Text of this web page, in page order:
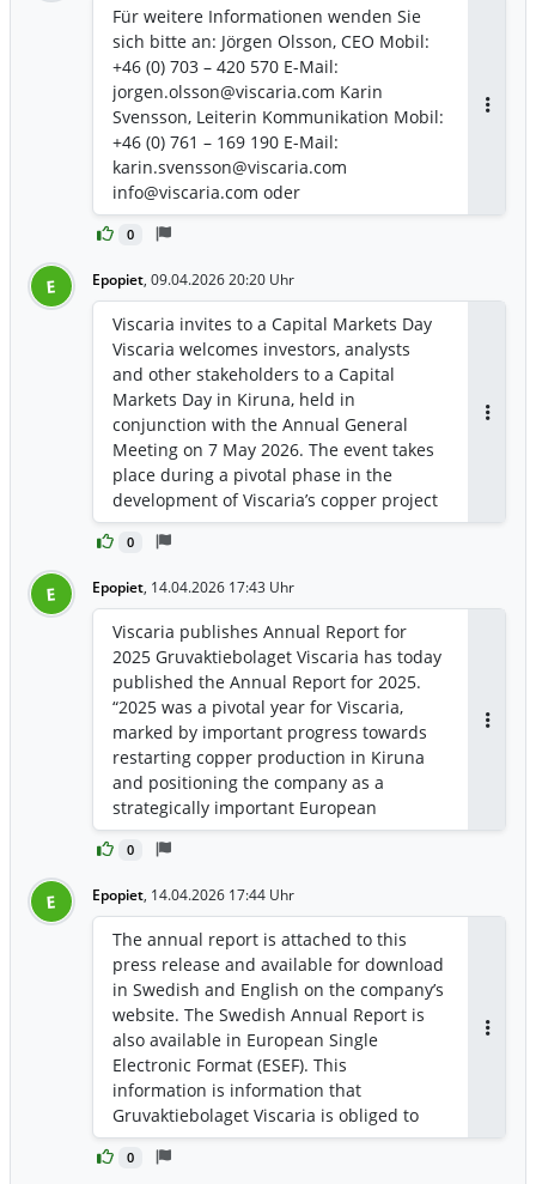
0
Für weitere Informationen wenden Sie
sich bitte an: Jörgen Olsson, CEO Mobil:
+46 (0) 703 – 420 570 E-Mail:
jorgen.olsson@viscaria.com Karin
Svensson, Leiterin Kommunikation Mobil:
+46 (0) 761 – 169 190 E-Mail:
karin.svensson@viscaria.com
info@viscaria.com oder
www.viscaria.com
E Epopiet, 09.04.2026 20:20 Uhr
0
Viscaria invites to a Capital Markets Day
Viscaria welcomes investors, analysts
and other stakeholders to a Capital
Markets Day in Kiruna, held in
conjunction with the Annual General
Meeting on 7 May 2026. The event takes
place during a pivotal phase in the
development of Viscaria’s copper project
– one of Europe’s most significant mining
projects.
E Epopiet, 14.04.2026 17:43 Uhr
0
Viscaria publishes Annual Report for
2025 Gruvaktiebolaget Viscaria has today
published the Annual Report for 2025.
“2025 was a pivotal year for Viscaria,
marked by important progress towards
restarting copper production in Kiruna
and positioning the company as a
strategically important European
supplier of sustainable copper. During
the year, our environmental permit
feasibility study, a resource update
confirming 108 million tonnes at a
copper grade of 0.9 per cent, and
defined the first Mineral Reserve. At the
same time, we strengthened our
financing and entered into a
memorandum of understanding
regarding a long‑term offtake agreement
with Aurubis. Overall, the year’s progress
confirms the project’s robustness and
strengthens Viscaria’s long‑term value
E Epopiet, 14.04.2026 17:44 Uhr
0
The annual report is attached to this
press release and available for download
in Swedish and English on the company’s
website. The Swedish Annual Report is
also available in European Single
Electronic Format (ESEF). This
information is information that
Gruvaktiebolaget Viscaria is obliged to
make public pursuant to the Securities
Markets Act. The information was